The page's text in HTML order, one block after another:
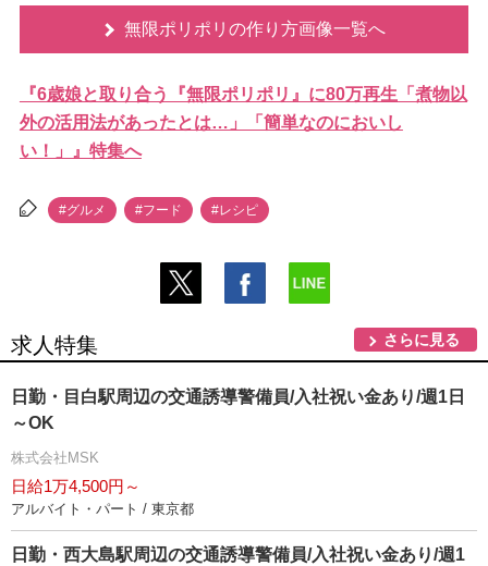
無限ポリポリの作り方画像一覧へ
『6歳娘と取り合う『無限ポリポリ』に80万再生「煮物以
外の活用法があったとは…」「簡単なのにおいし
い！」』特集へ
#グルメ #フード #レシピ
求人特集 さらに見る
日勤・目白駅周辺の交通誘導警備員/入社祝い金あり/週1日
～OK
株式会社MSK
日給1万4,500円～
アルバイト・パート / 東京都
日勤・西大島駅周辺の交通誘導警備員/入社祝い金あり/週1